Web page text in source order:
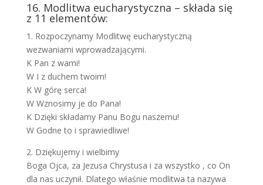
16. Modlitwa eucharystyczna – składa się
z 11 elementów:
1. Rozpoczynamy Modlitwę eucharystyczną
wezwaniami wprowadzającymi.
K Pan z wami!
W I z duchem twoim!
K W górę serca!
W Wznosimy je do Pana!
K Dzięki składamy Panu Bogu naszemu!
W Godne to i sprawiedliwe!
2. Dziękujemy i wielbimy
Boga Ojca, za Jezusa Chrystusa i za wszystko , co On
dla nas uczynił. Dlatego właśnie modlitwa ta nazywa